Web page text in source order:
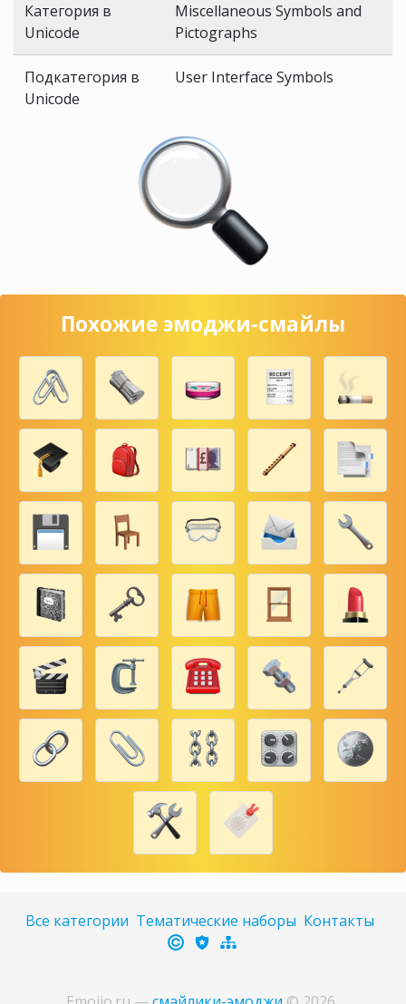
Категория в
Unicode
Miscellaneous Symbols and
Pictographs
Подкатегория в
Unicode
User Interface Symbols
Похожие эмоджи-смайлы
Все категории Тематические наборы Контакты